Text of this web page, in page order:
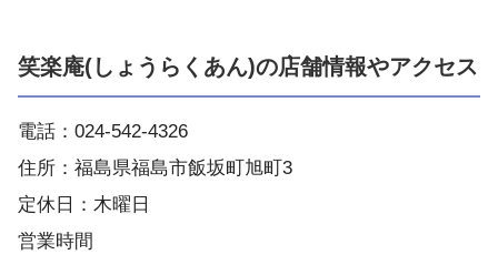
笑楽庵(しょうらくあん)の店舗情報やアクセス
電話：024-542-4326
住所：福島県福島市飯坂町旭町3
定休日：木曜日
営業時間